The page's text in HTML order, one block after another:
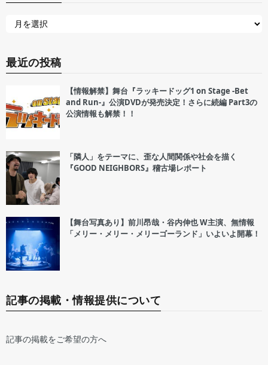
最近の投稿
【情報解禁】舞台『ラッキードッグ1 on Stage -Bet
and Run-』公演DVDが発売決定！さらに続編 Part3の
公演情報も解禁！！
「隣人」をテーマに、歪な人間関係や社会を描く
『GOOD NEIGHBORS』稽古場レポート
【舞台写真あり】前川昂哉・谷内伸也 W主演、無情報
「メリー・メリー・メリーゴーランド」いよいよ開幕！
記事の掲載・情報提供について
記事の掲載をご希望の方へ